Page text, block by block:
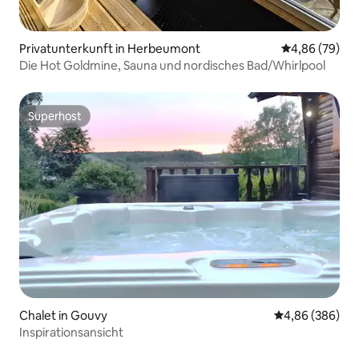
Privatunterkunft in Herbeumont
4,86 (79)
Die Hot Goldmine, Sauna und nordisches Bad/Whirlpool
Superhost
Superhost
Chalet in Gouvy
4,86 (386)
Inspirationsansicht